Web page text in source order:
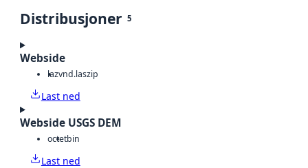
Distribusjoner 5
Webside
lazvnd.laszip
Last ned
Webside USGS DEM
octetbin
Last ned